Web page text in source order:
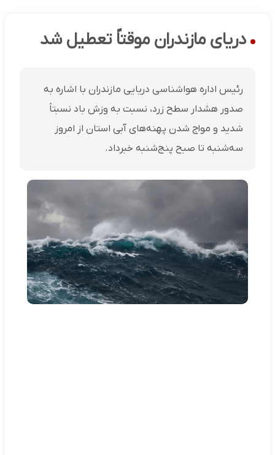
دریای مازندران موقتاً تعطیل شد
رئیس اداره هواشناسی دریایی مازندران با اشاره به
صدور هشدار سطح زرد، نسبت به وزش باد نسبتاً
شدید و مواج شدن پهنه‌های آبی استان از امروز
سه‌شنبه تا صبح پنج‌شنبه خبر‌داد.